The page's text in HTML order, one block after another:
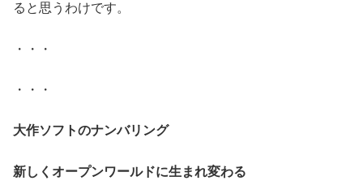
ると思うわけです。
・・・
・・・
大作ソフトのナンバリング
新しくオープンワールドに生まれ変わる